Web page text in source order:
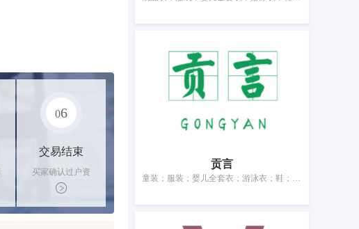
06
交易结束
买家确认过户资
料后，平台解冻
资金支付卖家
贡言
童装；服装；婴儿全套衣；游泳衣；鞋；帽；袜；围巾；皮带（服饰用）；婚纱